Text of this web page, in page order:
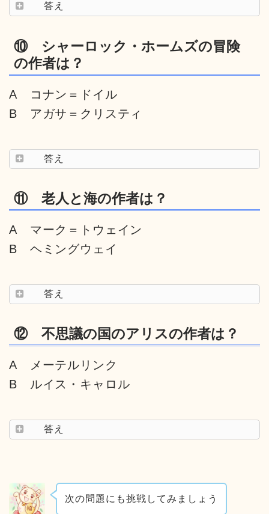
答え
⑩ シャーロック・ホームズの冒険
の作者は？
A コナン＝ドイル
B アガサ＝クリスティ
答え
⑪ 老人と海の作者は？
A マーク＝トウェイン
B ヘミングウェイ
答え
⑫ 不思議の国のアリスの作者は？
A メーテルリンク
B ルイス・キャロル
答え
次の問題にも挑戦してみましょう